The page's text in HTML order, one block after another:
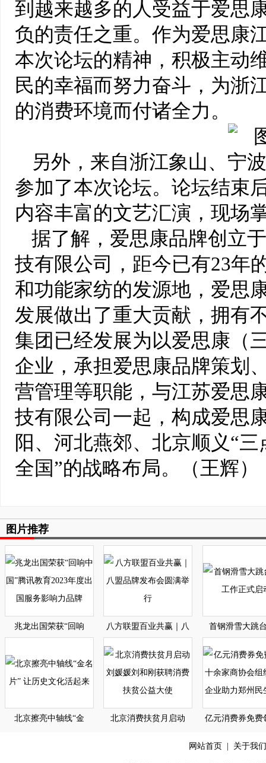
到越来越多的人受益于爱思
负的责任之重。作为爱思康
本次论坛的精神，积极主动
民的幸福而努力奋斗，为浙
的消费环境而付诸全力。
另外，来自浙江象山、宁
参加了本次论坛。论坛结束
内容丰富的文艺汇演，现场
据了解，爱思康品牌创立
技有限公司，距今已有23年
和功能家纺的发源地，爱思
发展做出了重大贡献，拥有
集团已经发展为以爱思康（
企业，承担爱思康品牌策划
营管理等职能，与江苏爱思
技有限公司一起，构成爱思
阳、河北燕郊、北京顺义“
全国”的战略布局。（王辉）
图片推荐
兆龙出国荣获“回响 八方联盟百业共赢｜八 首钢滑雪大跳
北京擦亮中轴线“金 北京消费扶贫月启动 亿元消费券免费
网站首页 关于我们